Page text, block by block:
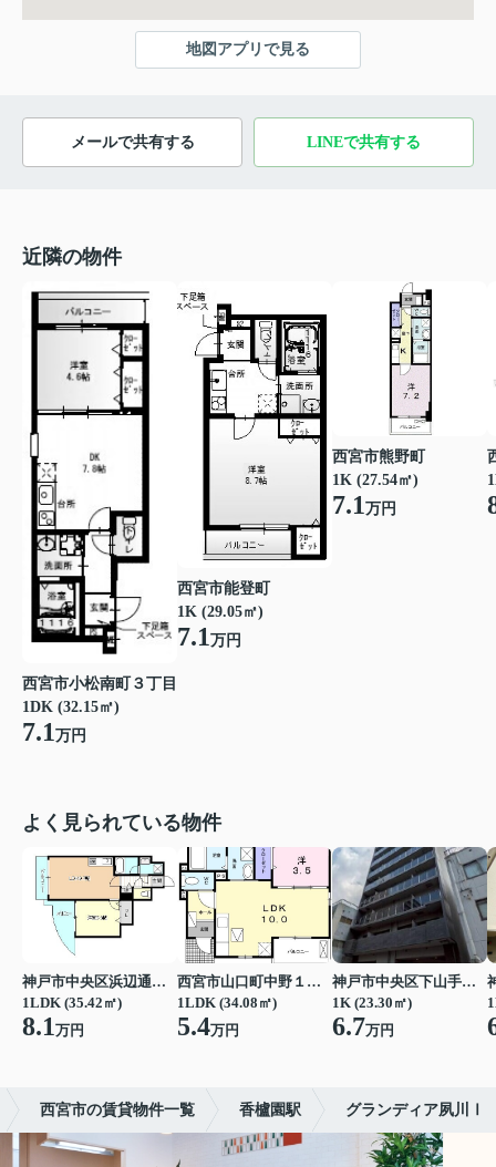
地図アプリで見る
メールで共有する LINEで共有する
近隣の物件
西宮市小松南町３丁目
1DK (32.15㎡)
7.1万円
西宮市能登町
1K (29.05㎡)
7.1万円
西宮市熊野町
1K (27.54㎡)
7.1万円
よく見られている物件
神戸市中央区浜辺通３丁目
1LDK (35.42㎡)
8.1万円
西宮市山口町中野１丁目
1LDK (34.08㎡)
5.4万円
神戸市中央区下山手通７丁目
1K (23.30㎡)
6.7万円
西宮市の賃貸物件一覧 香櫨園駅 グランディア夙川Ⅰ